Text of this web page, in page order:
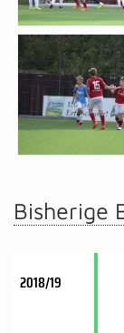
Bisherige
2018/19